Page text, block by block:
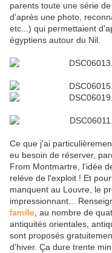
parents toute une série
d'après une photo,
etc...) qui permettaient
égyptiens autour du Nil.
Ce que j'ai
eu besoin de réserver,
From Montmartre, l'idée
relève de l'exploit ! Et
manquent au Louvre, le
impressionnant...
famille , au nombre de
antiquités orientales,
sont proposés
d'hiver. Ça dure trente